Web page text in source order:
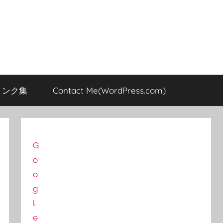
ク集 Contact Me(WordPress.com)
G
o
o
g
l
e